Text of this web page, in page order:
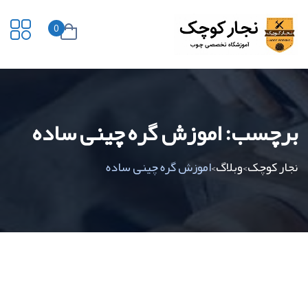
0
برچسب:اموزش گره چینی ساده
نجار کوچک>وبلاگ>اموزش گره چینی ساده